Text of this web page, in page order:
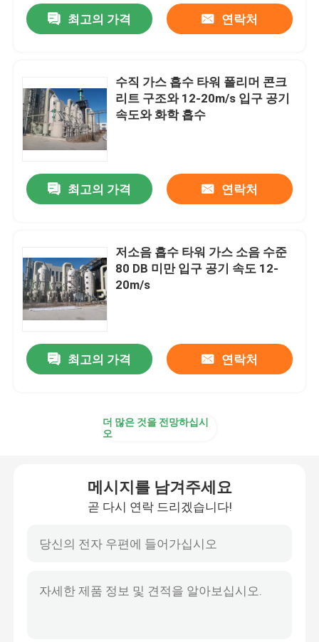
제품
우리에 대하여
공장 여행
금 정제화기
은 정제화기
최고의 가격 연락처
수직 가스 흡수 타워 폴리머 콘크
리트 구조와 12-20m/s 입구 공기
속도와 화학 흡수
최고의 가격 연락처
저소음 흡수 타워 가스 소음 수준
80 DB 미만 입구 공기 속도 12-
20m/s
최고의 가격 연락처
더 많은 것을 전망하십시
오
메시지를 남겨주세요
곧 다시 연락 드리겠습니다!